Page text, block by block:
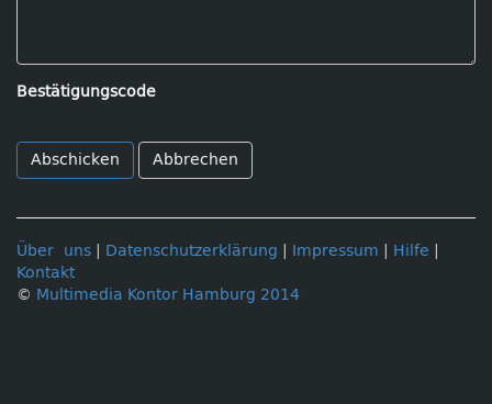
Bestätigungscode
Abbrechen
Über uns Datenschutzerklärung Impressum Hilfe
Kontakt
© Multimedia Kontor Hamburg 2014